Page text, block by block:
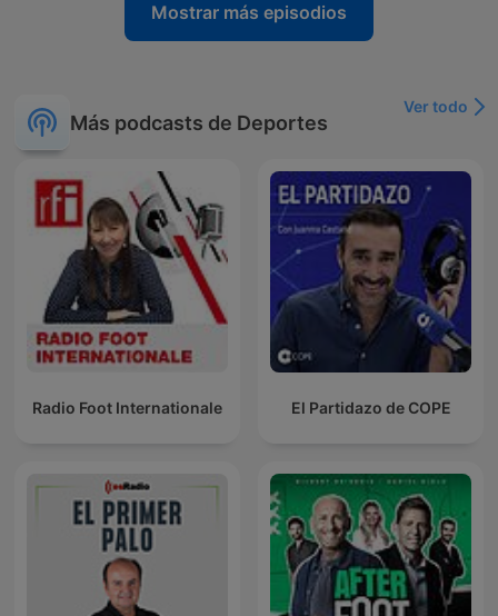
Mostrar más episodios
Más podcasts de Deportes
Ver todo
Radio Foot Internationale El Partidazo de COPE